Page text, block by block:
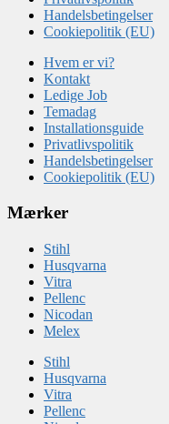
Handelsbetingelser
Cookiepolitik (EU)
Hvem er vi?
Kontakt
Ledige Job
Temadag
Installationsguide
Privatlivspolitik
Handelsbetingelser
Cookiepolitik (EU)
Mærker
Stihl
Husqvarna
Vitra
Pellenc
Nicodan
Melex
Stihl
Husqvarna
Vitra
Pellenc